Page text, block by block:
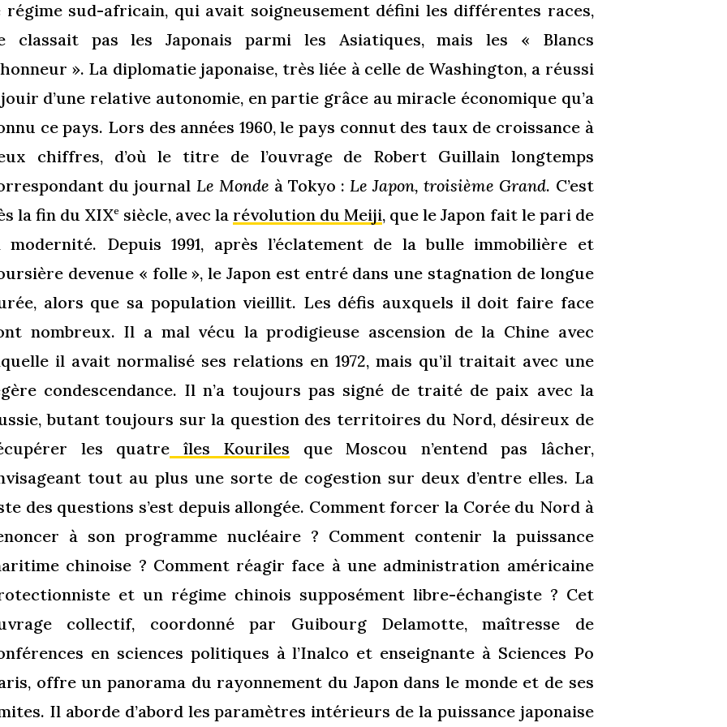
régime sud-africain, qui avait soigneusement défini les différentes races,
classait pas les Japonais parmi les Asiatiques, mais les « Blancs
». La diplomatie japonaise, très liée à celle de Washington, a réussi
d’une relative autonomie, en partie grâce au miracle économique qu’a
ce pays. Lors des années 1960, le pays connut des taux de croissance à
chiffres, d’où le titre de l’ouvrage de Robert Guillain longtemps
du journal Le Monde à Tokyo : Le Japon, troisième Grand. C’est
la fin du XIXe siècle, avec la révolution du Meiji, que le Japon fait le pari de
modernité. Depuis 1991, après l’éclatement de la bulle immobilière et
devenue « folle », le Japon est entré dans une stagnation de longue
alors que sa population vieillit. Les défis auxquels il doit faire face
nombreux. Il a mal vécu la prodigieuse ascension de la Chine avec
il avait normalisé ses relations en 1972, mais qu’il traitait avec une
condescendance. Il n’a toujours pas signé de traité de paix avec la
butant toujours sur la question des territoires du Nord, désireux de
les quatre îles Kouriles que Moscou n’entend pas lâcher,
tout au plus une sorte de cogestion sur deux d’entre elles. La
des questions s’est depuis allongée. Comment forcer la Corée du Nord à
à son programme nucléaire ? Comment contenir la puissance
chinoise ? Comment réagir face à une administration américaine
et un régime chinois supposément libre-échangiste ? Cet
collectif, coordonné par Guibourg Delamotte, maîtresse de
en sciences politiques à l’Inalco et enseignante à Sciences Po
offre un panorama du rayonnement du Japon dans le monde et de ses
Il aborde d’abord les paramètres intérieurs de la puissance japonaise